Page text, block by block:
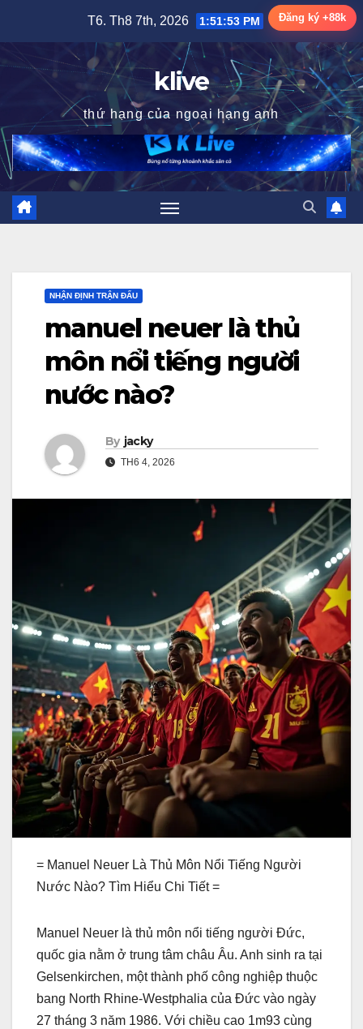
content
T6. Th8 7th, 2026 1:51:54 PM
klive
thứ hạng của ngoại hạng anh
NHẬN ĐỊNH TRẬN ĐẤU
manuel neuer là thủ
môn nổi tiếng người
nước nào?
By jacky
TH6 4, 2026
= Manuel Neuer Là Thủ Môn Nổi Tiếng Người
Nước Nào? Tìm Hiểu Chi Tiết =
Manuel Neuer là thủ môn nổi tiếng người Đức,
quốc gia nằm ở trung tâm châu Âu. Anh sinh ra tại
Gelsenkirchen, một thành phố công nghiệp thuộc
bang North Rhine-Westphalia của Đức vào ngày
27 tháng 3 năm 1986. Với chiều cao 1m93 cùng
Đăng ký +88k